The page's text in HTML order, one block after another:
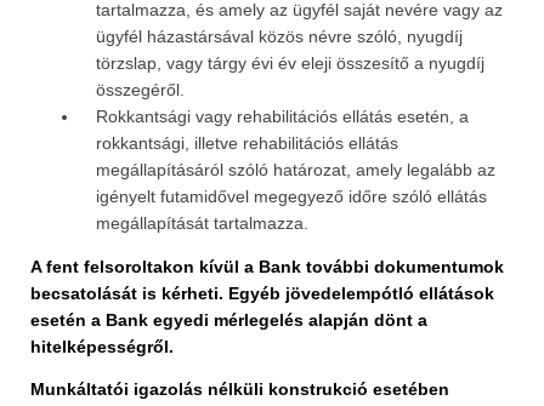
tartalmazza, és amely az ügyfél saját nevére vagy az
ügyfél házastársával közös névre szóló, nyugdíj
törzslap, vagy tárgy évi év eleji összesítő a nyugdíj
összegéről.
Rokkantsági vagy rehabilitációs ellátás esetén, a
rokkantsági, illetve rehabilitációs ellátás
megállapításáról szóló határozat, amely legalább az
igényelt futamidővel megegyező időre szóló ellátás
megállapítását tartalmazza.
A fent felsoroltakon kívül a Bank további dokumentumok
becsatolását is kérheti. Egyéb jövedelempótló ellátások
esetén a Bank egyedi mérlegelés alapján dönt a
hitelképességről.
Munkáltatói igazolás nélküli konstrukció esetében